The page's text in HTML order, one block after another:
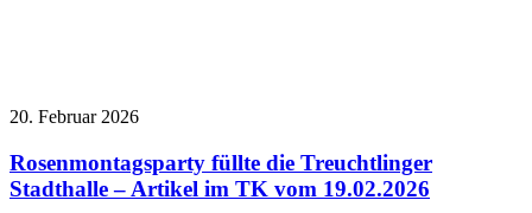
20. Februar 2026
Rosenmontagsparty füllte die Treuchtlinger
Stadthalle – Artikel im TK vom 19.02.2026